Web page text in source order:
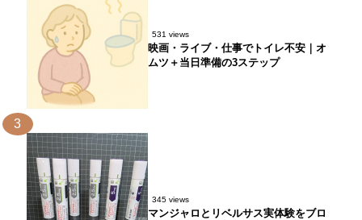
531 views
映画・ライブ・仕事でトイレ不安｜オ
ムツ＋当日準備の3ステップ
3
345 views
マンジャロとリベルサス実体験をブロ